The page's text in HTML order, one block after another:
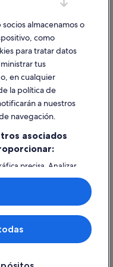
contenido
vacacional
Group. Todos los
de Expedia son marcas
de Expedia, Inc.
socios almacenamos o
como
para tratar datos
tus
en cualquier
la política de
a nuestros
navegación.
asociados
precisa. Analizar
para su
en un dispositivo
personalizados,
investigación de